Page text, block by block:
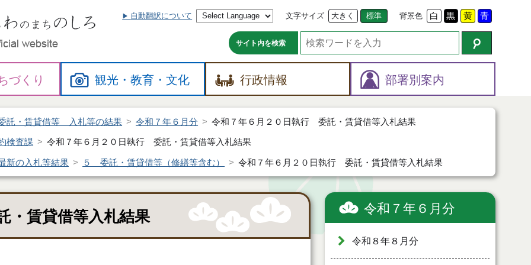
自動翻訳について 文字サイズ 大きく 標準 背景色 白 黒 黄 青
サイト内を検索
づくり 観光・教育・文化 行政情報 部署別案内
託・賃貸借等 入札等の結果 令和７年６月分 令和７年６月２０日執行 委託・賃貸借等入札結果
検査課 令和７年６月２０日執行 委託・賃貸借等入札結果
新の入札等結果 ５ 委託・賃貸借等（修繕等含む） 令和７年６月２０日執行 委託・賃貸借等入札結果
・賃貸借等入札結果 令和７年６月分
令和８年８月分